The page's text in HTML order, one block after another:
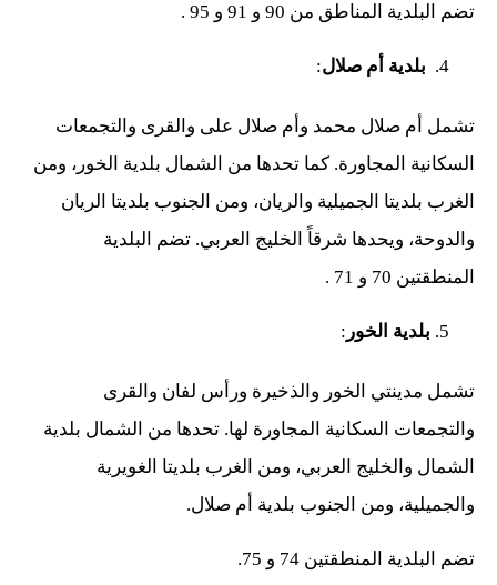
تضم البلدية المناطق من 90 و 91 و 95 .
بلدية أم صلال:
تشمل أم صلال محمد وأم صلال على والقرى والتجمعات
السكانية المجاورة. كما تحدها من الشمال بلدية الخور، ومن
الغرب بلديتا الجميلية والريان، ومن الجنوب بلديتا الريان
والدوحة، ويحدها شرقاً الخليج العربي. تضم البلدية
المنطقتين 70 و 71 .
بلدية الخور :
تشمل مدينتي الخور والذخيرة ورأس لفان والقرى
والتجمعات السكانية المجاورة لها. تحدها من الشمال بلدية
الشمال والخليج العربي، ومن الغرب بلديتا الغويرية
والجميلية، ومن الجنوب بلدية أم صلال.
تضم البلدية المنطقتين 74 و 75.